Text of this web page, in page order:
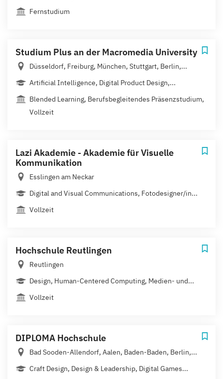
Fernstudium
Studium Plus an der Macromedia University
Düsseldorf, Freiburg, München, Stuttgart, Berlin,...
Artificial Intelligence, Digital Product Design,...
Blended Learning, Berufsbegleitendes Präsenzstudium,
Vollzeit
Lazi Akademie - Akademie für Visuelle
Kommunikation
Esslingen am Neckar
Digital and Visual Communications, Fotodesigner/in...
Vollzeit
Hochschule Reutlingen
Reutlingen
Design, Human-Centered Computing, Medien- und...
Vollzeit
DIPLOMA Hochschule
Bad Sooden-Allendorf, Aalen, Baden-Baden, Berlin,...
Craft Design, Design & Leadership, Digital Games...